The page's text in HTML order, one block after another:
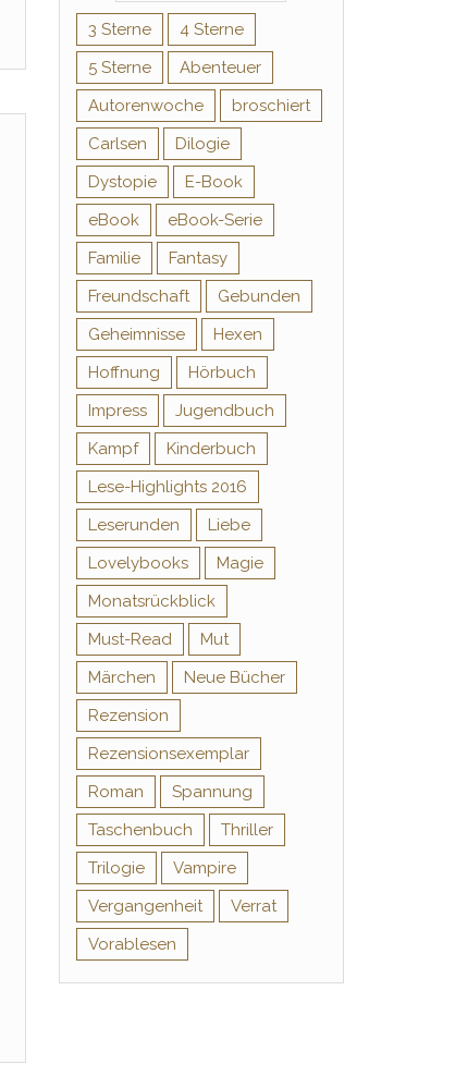
3 Sterne
4 Sterne
5 Sterne
Abenteuer
Autorenwoche
broschiert
Carlsen
Dilogie
Dystopie
E-Book
eBook
eBook-Serie
Familie
Fantasy
Freundschaft
Gebunden
Geheimnisse
Hexen
Hoffnung
Hörbuch
Impress
Jugendbuch
Kampf
Kinderbuch
Lese-Highlights 2016
Leserunden
Liebe
Lovelybooks
Magie
Monatsrückblick
Must-Read
Mut
Märchen
Neue Bücher
Rezension
Rezensionsexemplar
Roman
Spannung
Taschenbuch
Thriller
Trilogie
Vampire
Vergangenheit
Verrat
Vorablesen